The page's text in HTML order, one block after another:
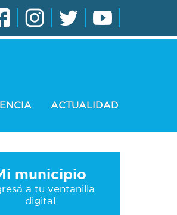
ACTUALIDAD
municipio
a tu ventanilla
digital